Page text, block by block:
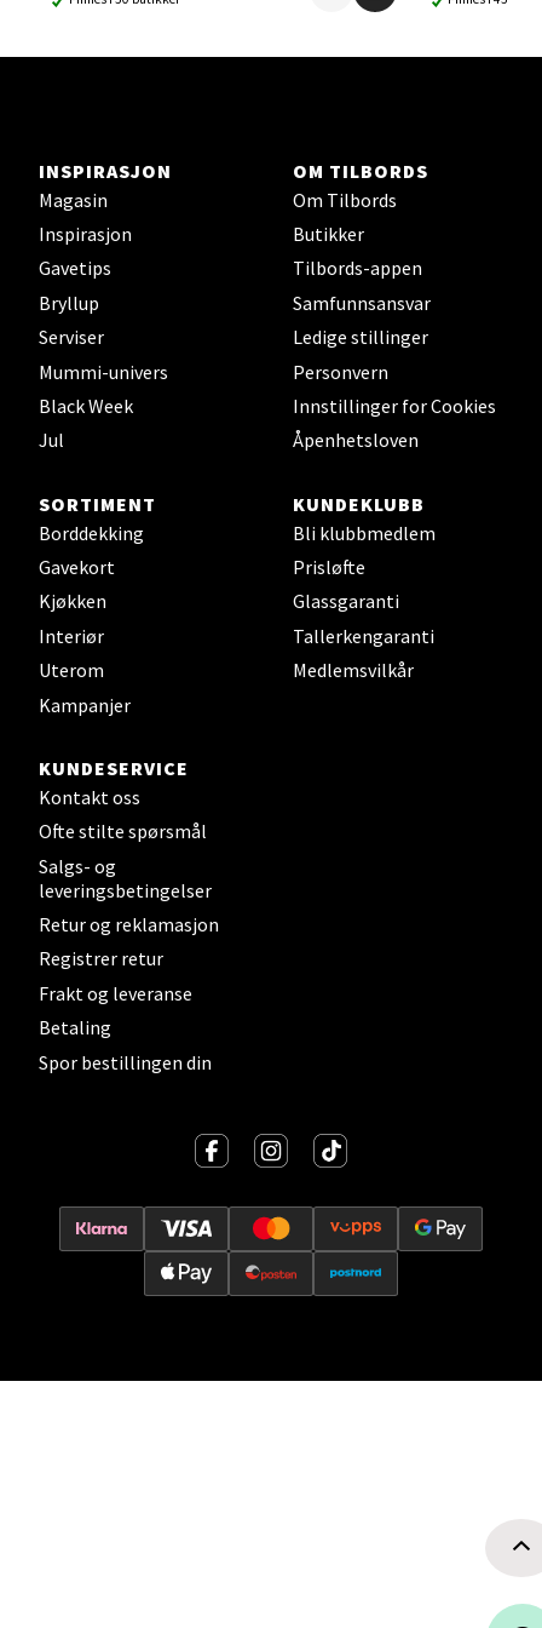
INSPIRASJON
Magasin
Inspirasjon
Gavetips
Bryllup
Serviser
Mummi-univers
Black Week
Jul
OM TILBORDS
Om Tilbords
Butikker
Tilbords-appen
Samfunnsansvar
Ledige stillinger
Personvern
Innstillinger for Cookies
Åpenhetsloven
SORTIMENT
Borddekking
Gavekort
Kjøkken
Interiør
Uterom
Kampanjer
KUNDEKLUBB
Bli klubbmedlem
Prisløfte
Glassgaranti
Tallerkengaranti
Medlemsvilkår
KUNDESERVICE
Kontakt oss
Ofte stilte spørsmål
Salgs- og
leveringsbetingelser
Retur og reklamasjon
Registrer retur
Frakt og leveranse
Betaling
Spor bestillingen din
Lillehammer - Strandtorget
Strandtorget, 2609 Lillehammer
Åpent i dag 09-20
0 i butikk
Velg
Strømmen - Thon Senter Strømmen
Støperivn. 5, 2010 Strømmen
Sunndalsøra - Alti Sunndal
Alti Sunndal, Sunndalsveien 17, 6600 Sunndalsøra
Åpent i dag 10-19
0 i butikk
Jessheim - Thon Senter Jessheim
Storgata 6, 2050 Jessheim
Åpent i dag 10-21